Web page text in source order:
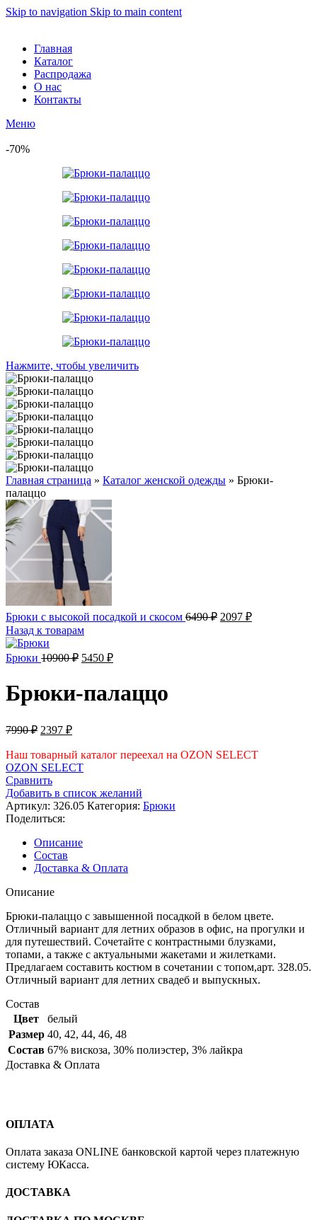
Skip to navigation Skip to main content
Главная
Каталог
Распродажа
О нас
Контакты
Меню
-70%
Нажмите, чтобы увеличить
Главная страница » Каталог женской одежды » Брюки-
палаццо
Брюки с высокой посадкой и скосом 6490₽ Первоначальная
2097 ₽Текущая
Назад к товарам
Брюки 10900₽ Первоначальная
10900 ₽.
5450 ₽Текущая
Брюки-палаццо
7990₽ Первоначальная
составляла
7990 ₽.
2397 ₽Текущая
2397 ₽.
Наш товарный каталог переехал на OZON SELECT
OZON SELECT
Сравнить
Добавить в список желаний
Артикул: 326.05 Категория: Брюки
Поделиться:
Описание
Состав
Доставка & Оплата
Описание
Брюки-палаццо с завышенной посадкой в белом цвете.
Отличный вариант для летних образов в офис, на прогулки и
для путешествий. Сочетайте с контрастными блузками,
топами, а также с актуальными жакетами и жилетками.
Предлагаем составить костюм в сочетании с топом,арт. 328.05.
Отличный вариант для летних свадеб и выпускных.
Состав
Цвет
белый
Размер 40, 42, 44, 46, 48
Состав 67% вискоза, 30% полиэстер, 3% лайкра
Доставка & Оплата
ОПЛАТА
Оплата заказа ONLINE банковской картой через платежную
систему ЮКасса.
ДОСТАВКА